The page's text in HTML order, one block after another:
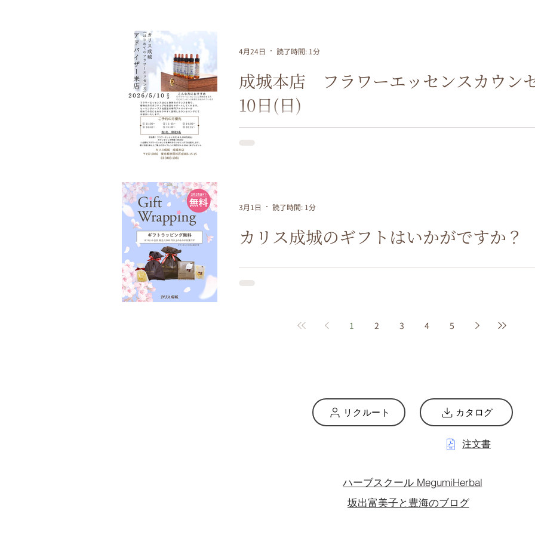
成城本店 フラワーエッセンスカウン
10日(日)
4月24日 読了時間: 1分
カリス成城のギフトはいかがですか？
3月1日 読了時間: 1分
1 2 3 4 5
リクルート カタログ
注文書
ハーブスクール MegumiHerbal
坂出富美子と豊海のブログ